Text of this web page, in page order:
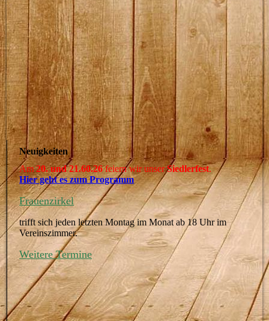
Neuigkeiten
Am20. und 21.60.26feiern wir unserSiedlerfest.
Hier geht es zum Programm
Frauenzirkel
trifft sich jeden letzten Montag im Monat ab 18 Uhr im
Vereinszimmer.
Weitere Termine